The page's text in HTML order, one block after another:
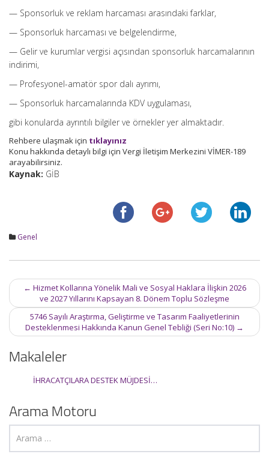
— Sponsorluk ve reklam harcaması arasındaki farklar,
— Sponsorluk harcaması ve belgelendirme,
— Gelir ve kurumlar vergisi açısından sponsorluk harcamalarının
indirimi,
— Profesyonel-amatör spor dalı ayrımı,
— Sponsorluk harcamalarında KDV uygulaması,
gibi konularda ayrıntılı bilgiler ve örnekler yer almaktadır.
Rehbere ulaşmak için tıklayınız
Konu hakkında detaylı bilgi için Vergi İletişim Merkezini VİMER-189
arayabilirsiniz.
Kaynak: GİB
Genel
Post
navigation
← Hizmet Kollarına Yönelik Mali ve Sosyal Haklara İlişkin 2026
ve 2027 Yıllarını Kapsayan 8. Dönem Toplu Sözleşme
5746 Sayılı Araştırma, Geliştirme ve Tasarım Faaliyetlerinin
Desteklenmesi Hakkında Kanun Genel Tebliği (Seri No:10) →
Makaleler
İHRACATÇILARA DESTEK MÜJDESİ…
Arama Motoru